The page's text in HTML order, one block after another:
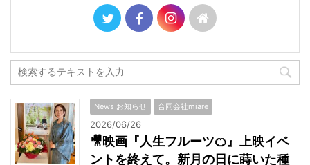
News お知らせ 合同会社miare
2026/06/26
🎥映画『人生フルーツ🍊』上映イベ
ントを終えて。新月の日に蒔いた種